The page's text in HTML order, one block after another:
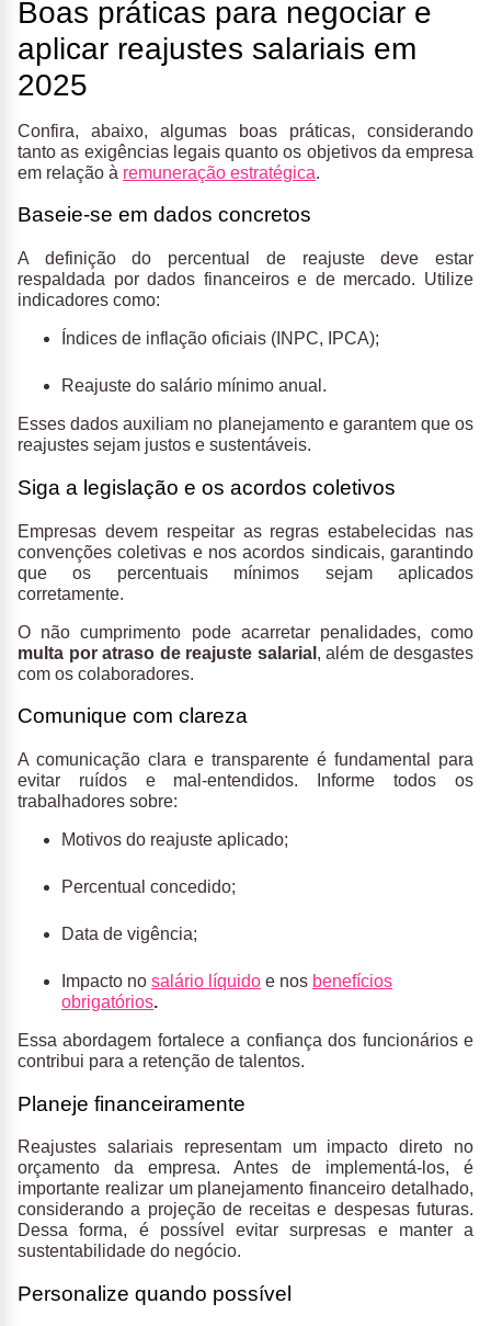
Boas práticas para negociar e
aplicar reajustes salariais em
2025
Confira, abaixo, algumas boas práticas, considerando
tanto as exigências legais quanto os objetivos da empresa
em relação à remuneração estratégica.
Baseie-se em dados concretos
A definição do percentual de reajuste deve estar
respaldada por dados financeiros e de mercado. Utilize
indicadores como:
Índices de inflação oficiais (INPC, IPCA);
Reajuste do salário mínimo anual.
Esses dados auxiliam no planejamento e garantem que os
reajustes sejam justos e sustentáveis.
Siga a legislação e os acordos coletivos
Empresas devem respeitar as regras estabelecidas nas
convenções coletivas e nos acordos sindicais, garantindo
que os percentuais mínimos sejam aplicados
corretamente.
O não cumprimento pode acarretar penalidades, como
multa por atraso de reajuste salarial , além de desgastes
com os colaboradores.
Comunique com clareza
A comunicação clara e transparente é fundamental para
evitar ruídos e mal-entendidos. Informe todos os
trabalhadores sobre:
Motivos do reajuste aplicado;
Percentual concedido;
Data de vigência;
Impacto no salário líquido e nos benefícios
obrigatórios.
Essa abordagem fortalece a confiança dos funcionários e
contribui para a retenção de talentos.
Planeje financeiramente
Reajustes salariais representam um impacto direto no
orçamento da empresa. Antes de implementá-los, é
importante realizar um planejamento financeiro detalhado,
considerando a projeção de receitas e despesas futuras.
Dessa forma, é possível evitar surpresas e manter a
sustentabilidade do negócio.
Personalize quando possível